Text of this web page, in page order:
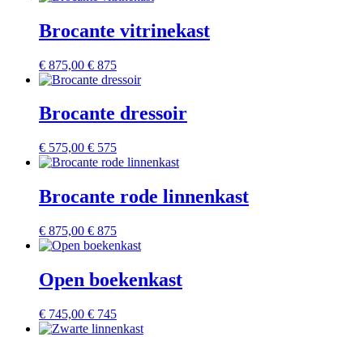
Brocante vitrinekast
€ 875,00 € 875
Brocante dressoir
€ 575,00 € 575
Brocante rode linnenkast
€ 875,00 € 875
Open boekenkast
€ 745,00 € 745